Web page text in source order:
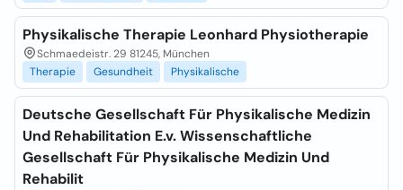
Physikalische Therapie Leonhard Physiotherapie
Schmaedeistr. 29 81245, München
Therapie
Gesundheit Physikalische
Deutsche Gesellschaft Für Physikalische Medizin
Und Rehabilitation E.v. Wissenschaftliche
Gesellschaft Für Physikalische Medizin Und
Rehabilit